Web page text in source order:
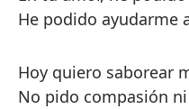
He podido ayudarme
Hoy quiero saborear
No pido compasión